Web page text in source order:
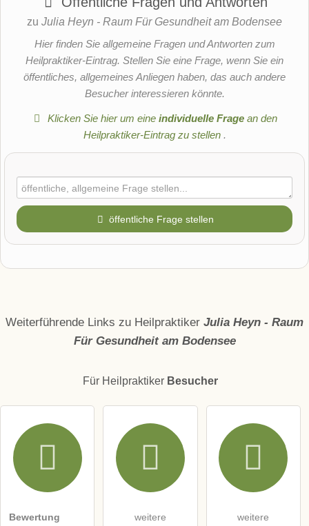
zu Julia Heyn - Raum Für Gesundheit am Bodensee
Hier finden Sie allgemeine Fragen und Antworten zum
Heilpraktiker-Eintrag. Stellen Sie eine Frage, wenn Sie ein
öffentliches, allgemeines Anliegen haben, das auch andere
Besucher interessieren könnte.
Klicken Sie hier um eineindividuelle Frage an den
Heilpraktiker-Eintrag zu stellen .
öffentliche Frage stellen
Hiermit akzeptiere ich die .
Die Datenschutzerklärunghabe ich zur Kenntnis genommen.
Weiterführende Links zu Heilpraktiker Julia Heyn - Raum
Für Gesundheit am Bodensee
Für Heilpraktiker Besucher
Bewertung
weitere
weitere